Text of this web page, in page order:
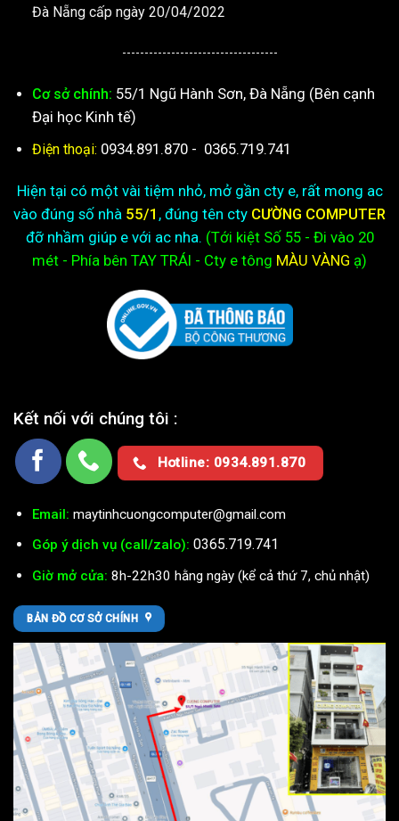
Đà Nẵng cấp ngày 20/04/2022
-----------------------------------
Cơ sở chính: 55/1 Ngũ Hành Sơn, Đà Nẵng (Bên cạnh
Đại học Kinh tế)
Điện thoại: 0934.891.870 - 0365.719.741
Hiện tại có một vài tiệm nhỏ, mở gần cty e, rất mong ac
vào đúng số nhà 55/1 , đúng tên cty CƯỜNG COMPUTER
đỡ nhầm giúp e với ac nha. (Tới kiệtSố 55 - Đi vào 20
mét - Phía bên TAY TRÁI - Cty e tông MÀU VÀNG ạ)
Kết nối với chúng tôi :
Hotline: 0934.891.870
Email: maytinhcuongcomputer@gmail.com
Góp ý dịch vụ (call/zalo): 0365.719.741
Giờ mở cửa: 8h-22h30 hằng ngày (kể cả thứ 7, chủ nhật)
BẢN ĐỒ CƠ SỞ CHÍNH